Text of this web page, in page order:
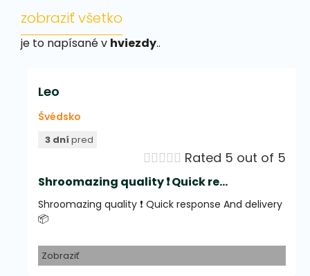
zobraziť všetko
je to napísané v hviezdy..
Leo
Švédsko
3 dní pred
 Rated 5 out of 5
Shroomazing quality ❗️ Quick re...
Shroomazing quality ❗️ Quick response And delivery
📦
Zobraziť